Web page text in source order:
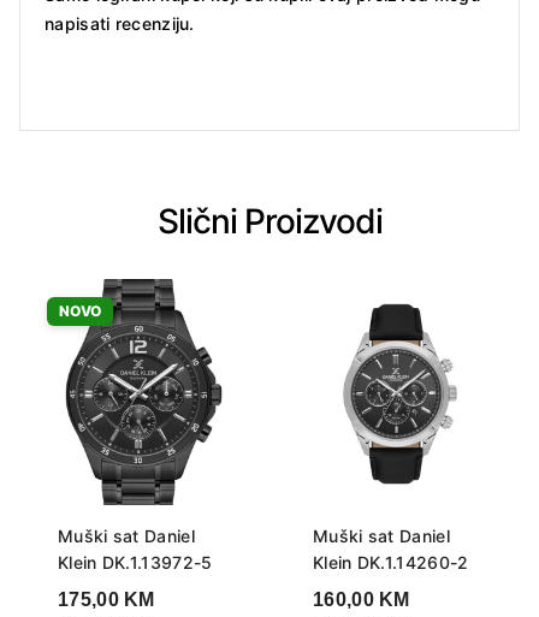
napisati recenziju.
Slični Proizvodi
NOVO
Muški sat Daniel
Klein DK.1.13972-5
175,00 KM
Muški sat Daniel
Klein DK.1.14260-2
160,00 KM